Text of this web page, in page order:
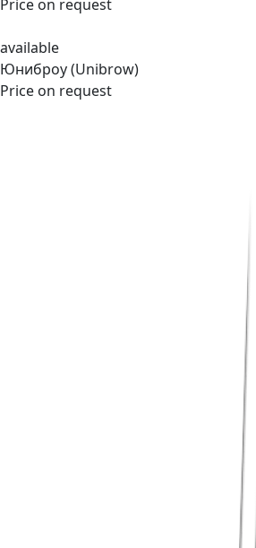
Price on request
available
Юниброу (Unibrow)
Price on request